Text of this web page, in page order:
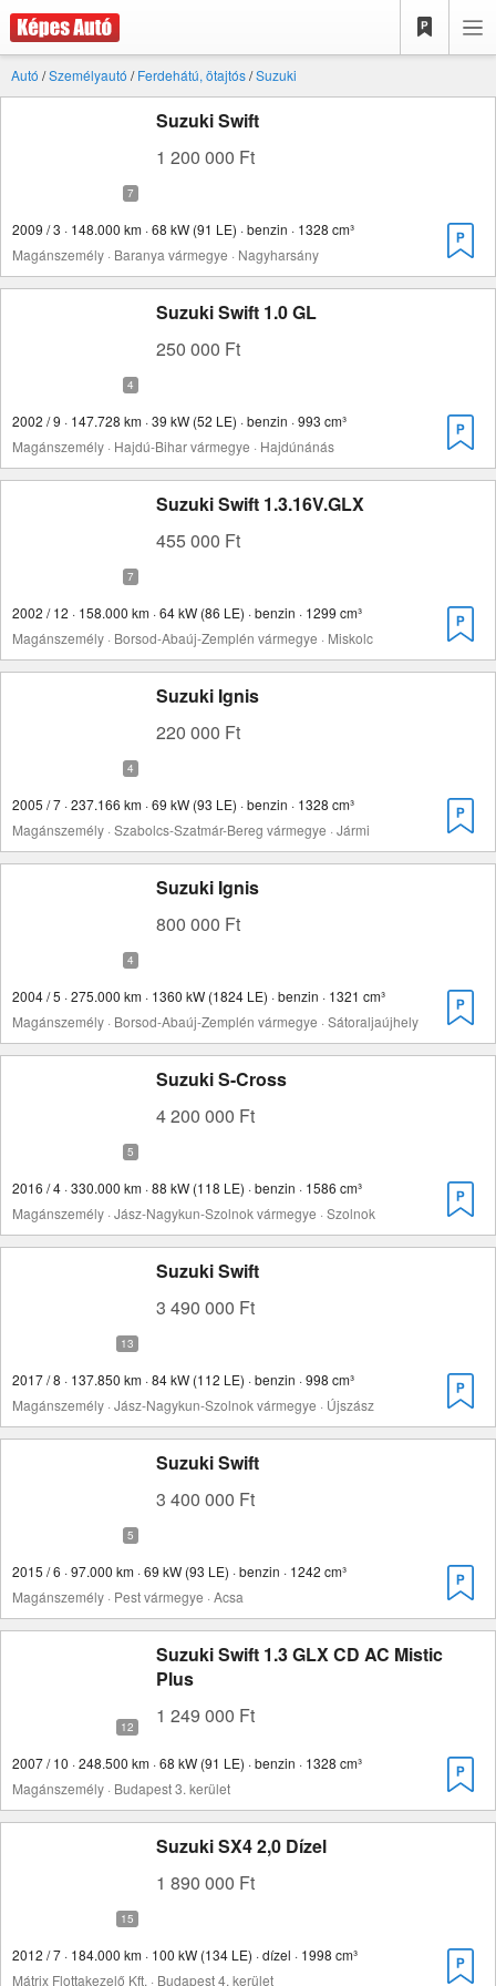
Autó /Személyautó /Ferdehátú, ötajtós/Suzuki
Suzuki Swift
1 200 000 Ft
2009 / 3 · 148.000 km · 68 kW (91 LE) · benzin · 1328 cm³
Magánszemély · Baranya vármegye · Nagyharsány
Suzuki Swift 1.0 GL
250 000 Ft
2002 / 9 · 147.728 km · 39 kW (52 LE) · benzin · 993 cm³
Magánszemély · Hajdú-Bihar vármegye · Hajdúnánás
Suzuki Swift 1.3.16V.GLX
455 000 Ft
2002 / 12 · 158.000 km · 64 kW (86 LE) · benzin · 1299 cm³
Magánszemély · Borsod-Abaúj-Zemplén vármegye · Miskolc
Suzuki Ignis
220 000 Ft
2005 / 7 · 237.166 km · 69 kW (93 LE) · benzin · 1328 cm³
Magánszemély · Szabolcs-Szatmár-Bereg vármegye · Jármi
Suzuki Ignis
800 000 Ft
2004 / 5 · 275.000 km · 1360 kW (1824 LE) · benzin · 1321 cm³
Magánszemély · Borsod-Abaúj-Zemplén vármegye · Sátoraljaújhely
Suzuki S-Cross
4 200 000 Ft
2016 / 4 · 330.000 km · 88 kW (118 LE) · benzin · 1586 cm³
Magánszemély · Jász-Nagykun-Szolnok vármegye · Szolnok
Suzuki Swift
3 490 000 Ft
2017 / 8 · 137.850 km · 84 kW (112 LE) · benzin · 998 cm³
Magánszemély · Jász-Nagykun-Szolnok vármegye · Újszász
Suzuki Swift
3 400 000 Ft
2015 / 6 · 97.000 km · 69 kW (93 LE) · benzin · 1242 cm³
Magánszemély · Pest vármegye · Acsa
Suzuki Swift 1.3 GLX CD AC Mistic
Plus
1 249 000 Ft
2007 / 10 · 248.500 km · 68 kW (91 LE) · benzin · 1328 cm³
Magánszemély · Budapest 3. kerület
Suzuki SX4 2,0 Dízel
1 890 000 Ft
2012 / 7 · 184.000 km · 100 kW (134 LE) · dízel · 1998 cm³
Mátrix Flottakezelő Kft. · Budapest 4. kerület